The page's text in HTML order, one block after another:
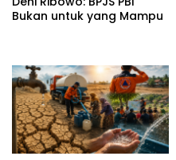
Bukan untuk yang Mampu